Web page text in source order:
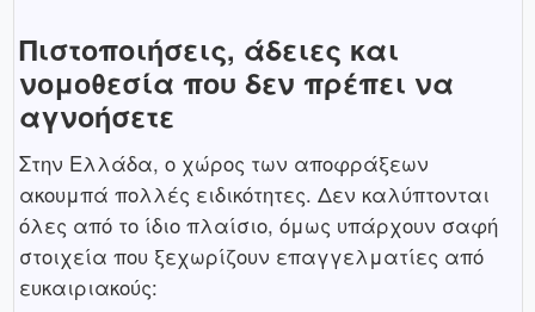
Πιστοποιήσεις, άδειες και
νομοθεσία που δεν πρέπει να
αγνοήσετε
Στην Ελλάδα, ο χώρος των αποφράξεων
ακουμπά πολλές ειδικότητες. Δεν καλύπτονται
όλες από το ίδιο πλαίσιο, όμως υπάρχουν σαφή
στοιχεία που ξεχωρίζουν επαγγελματίες από
ευκαιριακούς: